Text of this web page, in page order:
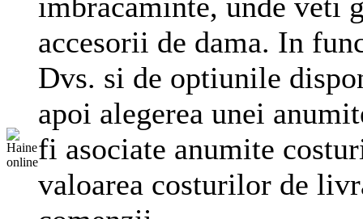
accesorii de dama. In
Dvs. si de optiunile
apoi alegerea unei
fi asociate anumite
valoarea costurilor de